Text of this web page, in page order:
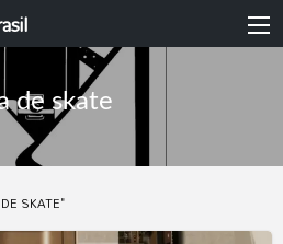
de skate
SKATE"